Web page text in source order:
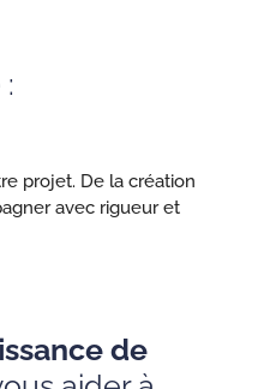
projet. De la création
avec rigueur et
de